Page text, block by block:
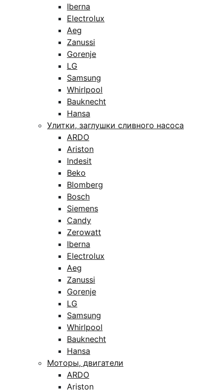
Iberna
Electrolux
Aeg
Zanussi
Gorenje
LG
Samsung
Whirlpool
Bauknecht
Hansa
Улитки, заглушки сливного насоса
ARDO
Ariston
Indesit
Beko
Blomberg
Bosch
Siemens
Candy
Zerowatt
Iberna
Electrolux
Aeg
Zanussi
Gorenje
LG
Samsung
Whirlpool
Bauknecht
Hansa
Моторы, двигатели
ARDO
Ariston